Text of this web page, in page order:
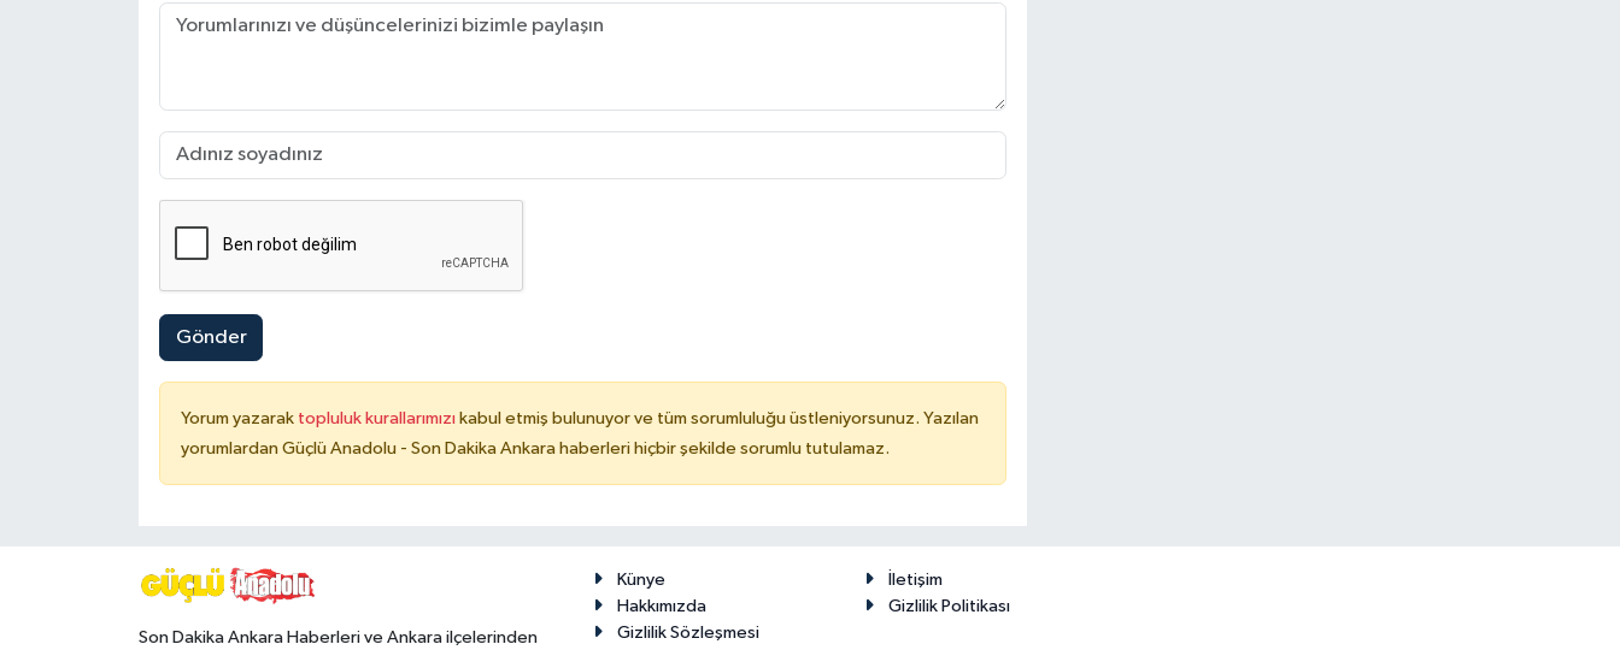
Gönder
Yorum yazarak topluluk kurallarımızı kabul etmiş bulunuyor ve tüm sorumluluğu üstleniyorsunuz. Yazılan
yorumlardan Güçlü Anadolu - Son Dakika Ankara haberleri hiçbir şekilde sorumlu tutulamaz.
Son Dakika Ankara Haberleri ve Ankara ilçelerinden
Künye
İletişim
Hakkımızda
Gizlilik Politikası
Gizlilik Sözleşmesi